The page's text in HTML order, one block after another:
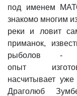
под именем
знакомо многим
реки и ловит
приманок,
рыболов -
опыт
насчитывает
Драголюб